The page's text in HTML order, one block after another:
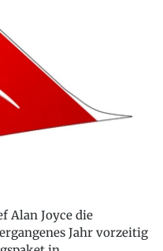
Alan Joyce die
Jahr vorzeitig